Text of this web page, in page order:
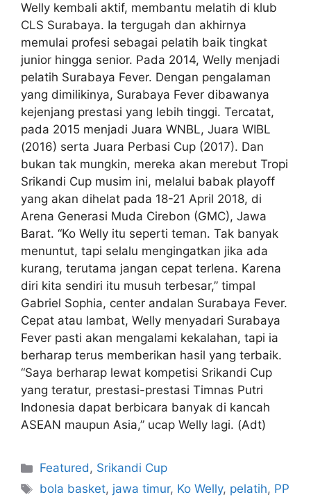
Welly kembali aktif, membantu melatih di klub
CLS Surabaya. Ia tergugah dan akhirnya
memulai profesi sebagai pelatih baik tingkat
junior hingga senior. Pada 2014, Welly menjadi
pelatih Surabaya Fever. Dengan pengalaman
yang dimilikinya, Surabaya Fever dibawanya
kejenjang prestasi yang lebih tinggi. Tercatat,
pada 2015 menjadi Juara WNBL, Juara WIBL
(2016) serta Juara Perbasi Cup (2017). Dan
bukan tak mungkin, mereka akan merebut Tropi
Srikandi Cup musim ini, melalui babak playoff
yang akan dihelat pada 18-21 April 2018, di
Arena Generasi Muda Cirebon (GMC), Jawa
Barat. “Ko Welly itu seperti teman. Tak banyak
menuntut, tapi selalu mengingatkan jika ada
kurang, terutama jangan cepat terlena. Karena
diri kita sendiri itu musuh terbesar,” timpal
Gabriel Sophia, center andalan Surabaya Fever.
Cepat atau lambat, Welly menyadari Surabaya
Fever pasti akan mengalami kekalahan, tapi ia
berharap terus memberikan hasil yang terbaik.
“Saya berharap lewat kompetisi Srikandi Cup
yang teratur, prestasi-prestasi Timnas Putri
Indonesia dapat berbicara banyak di kancah
ASEAN maupun Asia,” ucap Welly lagi. (Adt)
Featured, Srikandi Cup
bola basket, jawa timur, Ko Welly, pelatih, PP